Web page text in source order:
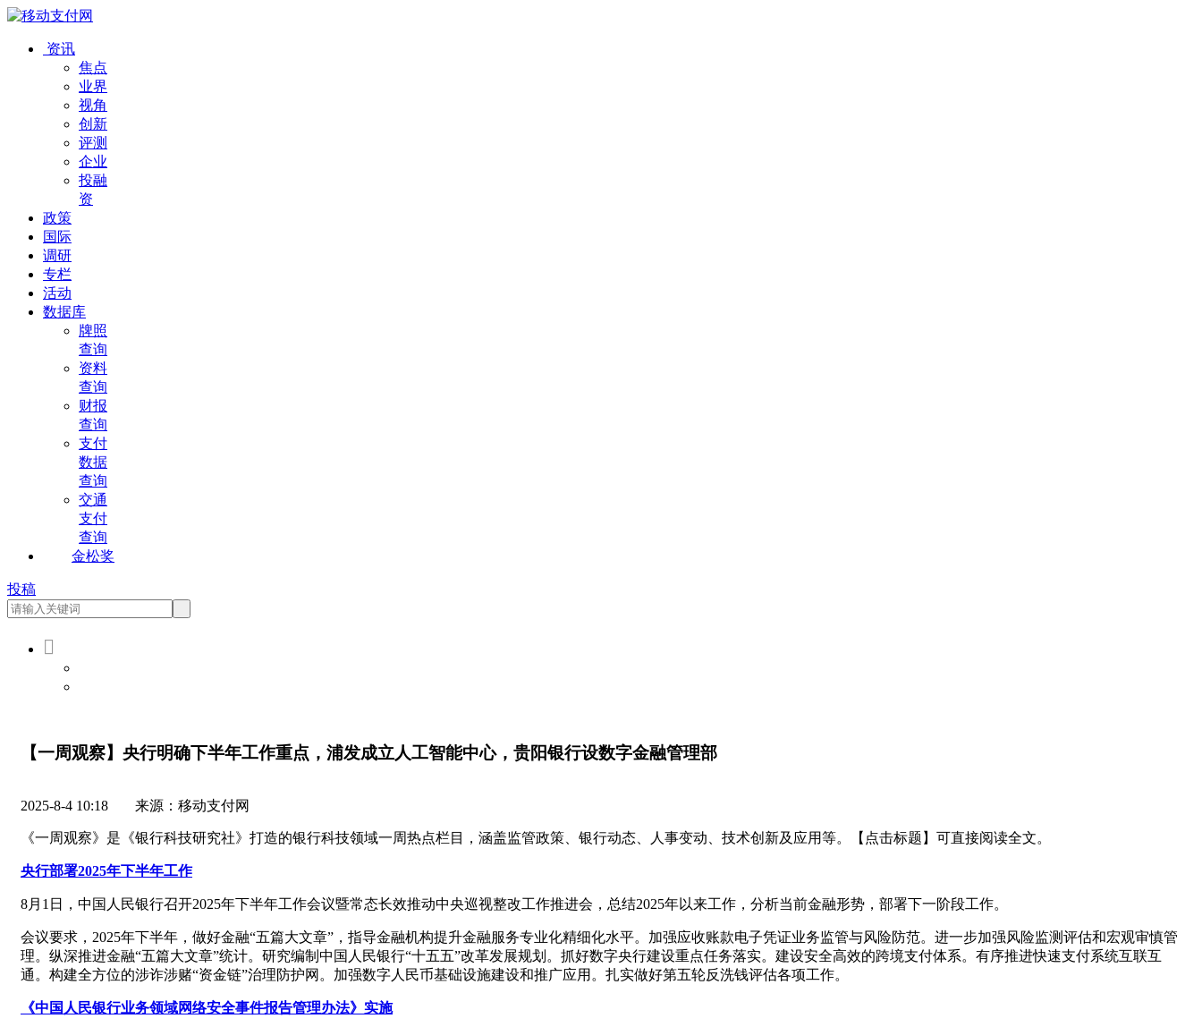
资讯
焦点
业界
视角
创新
评测
企业
投融
资
政策
国际
调研
专栏
活动
数据库
牌照
查询
资料
查询
财报
查询
支付
数据
查询
交通
支付
查询
金松奖
投稿

【一周观察】央行明确下半年工作重点，浦发成立人工智能中心，贵阳银行设数字金融管理部
2025-8-4 10:18 来源：移动支付网
《一周观察》是《银行科技研究社》打造的银行科技领域一周热点栏目，涵盖监管政策、银行动态、人事变动、技术创新及应用等。【点击标题】可直接阅读全文。
央行部署2025年下半年工作
8月1日，中国人民银行召开2025年下半年工作会议暨常态长效推动中央巡视整改工作推进会，总结2025年以来工作，分析当前金融形势，部署下一阶段工作。
会议要求，2025年下半年，做好金融“五篇大文章”，指导金融机构提升金融服务专业化精细化水平。加强应收账款电子凭证业务监管与风险防范。进一步加强风险监测评估和宏观审慎管
理。纵深推进金融“五篇大文章”统计。研究编制中国人民银行“十五五”改革发展规划。抓好数字央行建设重点任务落实。建设安全高效的跨境支付体系。有序推进快速支付系统互联互
通。构建全方位的涉诈涉赌“资金链”治理防护网。加强数字人民币基础设施建设和推广应用。扎实做好第五轮反洗钱评估各项工作。
《中国人民银行业务领域网络安全事件报告管理办法》实施